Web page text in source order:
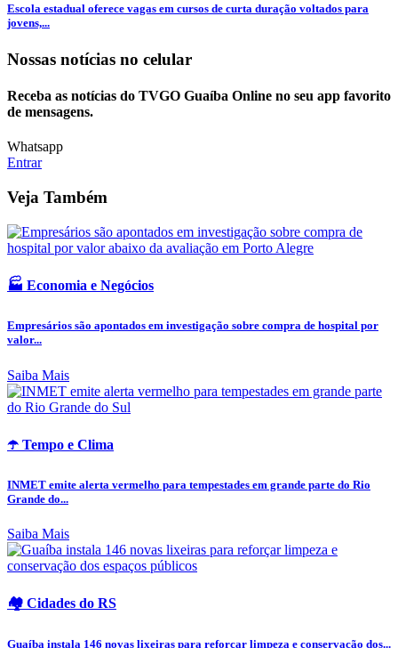
Escola estadual oferece vagas em cursos de curta duração voltados para
jovens,...
Nossas notícias no celular
Receba as notícias do TVGO Guaíba Online no seu app favorito
de mensagens.
Whatsapp
Entrar
Veja Também
🏭 Economia e Negócios
Empresários são apontados em investigação sobre compra de hospital por
valor...
Saiba Mais
☂️ Tempo e Clima
INMET emite alerta vermelho para tempestades em grande parte do Rio
Grande do...
Saiba Mais
🏘️ Cidades do RS
Guaíba instala 146 novas lixeiras para reforçar limpeza e conservação dos...